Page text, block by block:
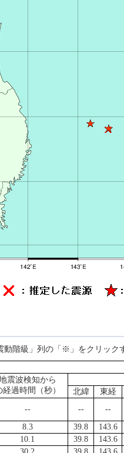
動階級」列の「※」をクリック
震波検知から
経過時間（秒）
北緯
東経
-- --
--
8.3 39.8
143.6
10.1 39.8
143.6